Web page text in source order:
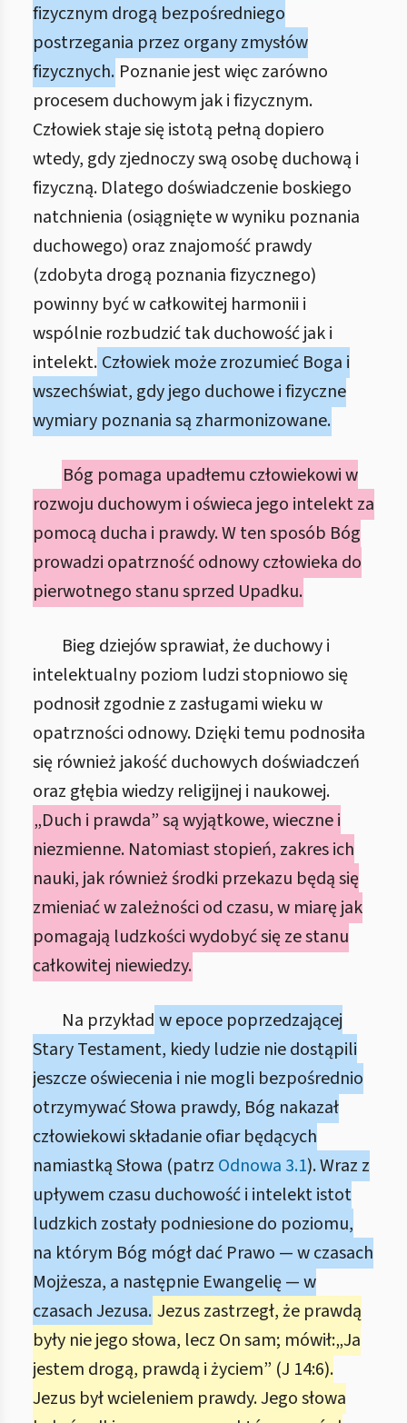
fizycznym drogą bezpośredniego
postrzegania przez organy zmysłów
fizycznych. Poznanie jest więc zarówno
procesem duchowym jak i fizycznym.
Człowiek staje się istotą pełną dopiero
wtedy, gdy zjednoczy swą osobę duchową i
fizyczną. Dlatego doświadczenie boskiego
natchnienia (osiągnięte w wyniku poznania
duchowego) oraz znajomość prawdy
(zdobyta drogą poznania fizycznego)
powinny być w całkowitej harmonii i
wspólnie rozbudzić tak duchowość jak i
intelekt. Człowiek może zrozumieć Boga i
wszechświat, gdy jego duchowe i fizyczne
wymiary poznania są zharmonizowane.
Bóg pomaga upadłemu człowiekowi w
rozwoju duchowym i oświeca jego intelekt za
pomocą ducha i prawdy. W ten sposób Bóg
prowadzi opatrzność odnowy człowieka do
pierwotnego stanu sprzed Upadku.
Bieg dziejów sprawiał, że duchowy i
intelektualny poziom ludzi stopniowo się
podnosił zgodnie z zasługami wieku w
opatrzności odnowy. Dzięki temu podnosiła
się również jakość duchowych doświadczeń
oraz głębia wiedzy religijnej i naukowej.
„Duch i prawda” są wyjątkowe, wieczne i
niezmienne. Natomiast stopień, zakres ich
nauki, jak również środki przekazu będą się
zmieniać w zależności od czasu, w miarę jak
pomagają ludzkości wydobyć się ze stanu
całkowitej niewiedzy.
Na przykład w epoce poprzedzającej
Stary Testament, kiedy ludzie nie dostąpili
jeszcze oświecenia i nie mogli bezpośrednio
otrzymywać Słowa prawdy, Bóg nakazał
człowiekowi składanie ofiar będących
namiastką Słowa (patrz Odnowa 3.1). Wraz z
upływem czasu duchowość i intelekt istot
ludzkich zostały podniesione do poziomu,
na którym Bóg mógł dać Prawo — w czasach
Mojżesza, a następnie Ewangelię — w
czasach Jezusa. Jezus zastrzegł, że prawdą
były nie jego słowa, lecz On sam; mówił:„Ja
jestem drogą, prawdą i życiem” (J 14:6).
Jezus był wcieleniem prawdy. Jego słowa